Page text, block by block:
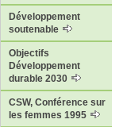
Développement
soutenable
Objectifs
Développement
durable 2030
CSW, Conférence sur
les femmes 1995